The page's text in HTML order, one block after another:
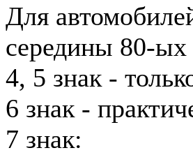
Для
середины 80-
4, 5 знак -
6 знак -
7 знак: